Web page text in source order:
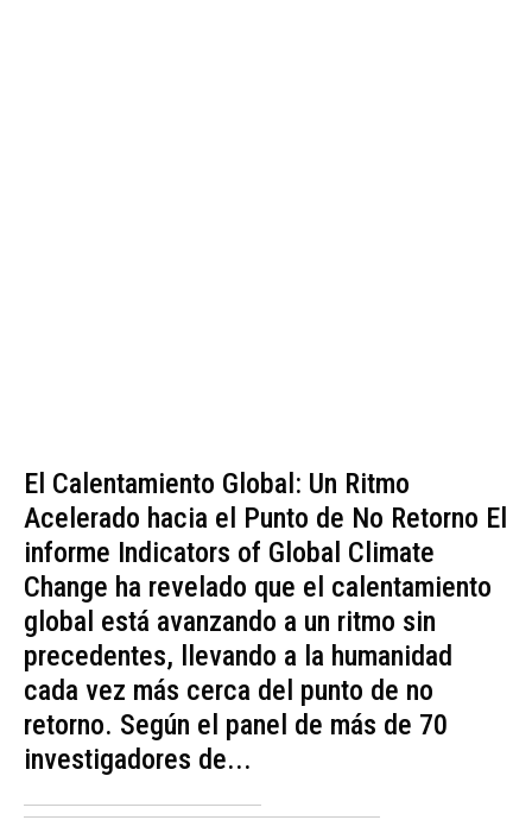
El Calentamiento Global: Un Ritmo
Acelerado hacia el Punto de No Retorno El
informe Indicators of Global Climate
Change ha revelado que el calentamiento
global está avanzando a un ritmo sin
precedentes, llevando a la humanidad
cada vez más cerca del punto de no
retorno. Según el panel de más de 70
investigadores de...